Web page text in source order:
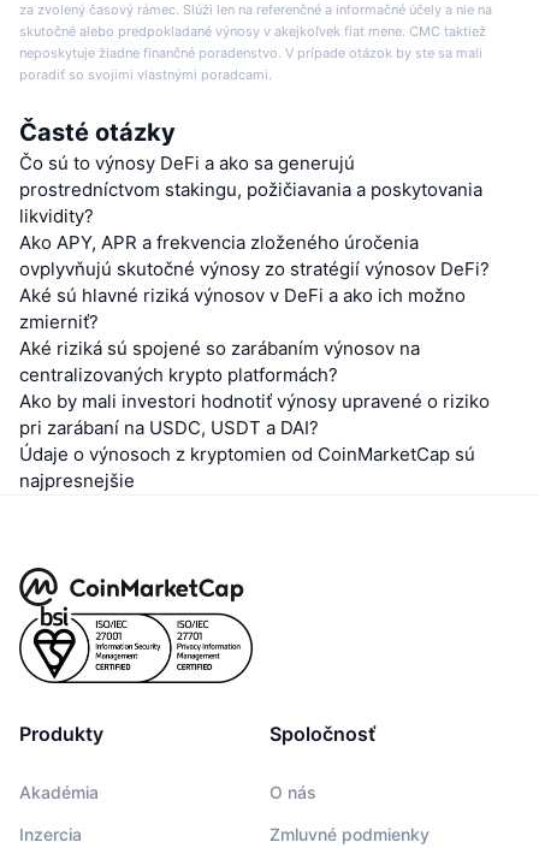
za zvolený časový rámec. Slúži len na referenčné a informačné účely a nie na
skutočné alebo predpokladané výnosy v akejkoľvek fiat mene. CMC taktiež
neposkytuje žiadne finančné poradenstvo. V prípade otázok by ste sa mali
poradiť so svojimi vlastnými poradcami.
Časté otázky
Čo sú to výnosy DeFi a ako sa generujú
prostredníctvom stakingu, požičiavania a poskytovania
likvidity?
Ako APY, APR a frekvencia zloženého úročenia
ovplyvňujú skutočné výnosy zo stratégií výnosov DeFi?
Aké sú hlavné riziká výnosov v DeFi a ako ich možno
zmierniť?
Aké riziká sú spojené so zarábaním výnosov na
centralizovaných krypto platformách?
Ako by mali investori hodnotiť výnosy upravené o riziko
pri zarábaní na USDC, USDT a DAI?
Údaje o výnosoch z kryptomien od CoinMarketCap sú
najpresnejšie
Produkty
Akadémia
Inzercia
Spoločnosť
O nás
Zmluvné podmienky